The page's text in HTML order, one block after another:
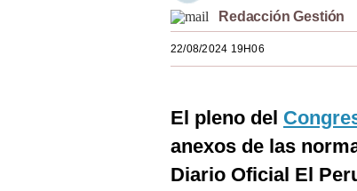
Redacción Gestión
22/08/2024 19H06
El pleno del
anexos de las
Diario Oficial El